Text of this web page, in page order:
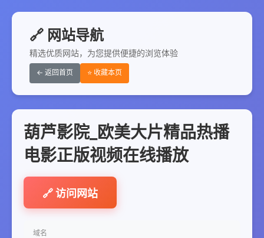
🔗 网站导航
精选优质网站，为您提供便捷的浏览体验
← 返回首页 ⭐ 收藏本页
葫芦影院_欧美大片精品热播
电影正版视频在线播放
🔗 访问网站
域名